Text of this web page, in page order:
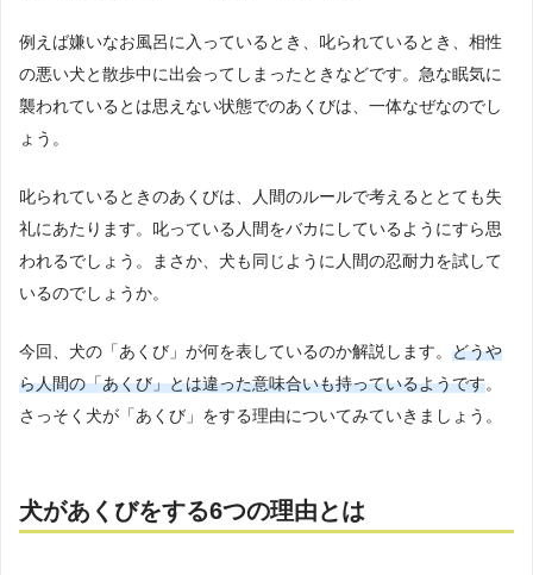
例えば嫌いなお風呂に入っているとき、叱られているとき、相性
の悪い犬と散歩中に出会ってしまったときなどです。急な眠気に
襲われているとは思えない状態でのあくびは、一体なぜなのでし
ょう。
叱られているときのあくびは、人間のルールで考えるととても失
礼にあたります。叱っている人間をバカにしているようにすら思
われるでしょう。まさか、犬も同じように人間の忍耐力を試して
いるのでしょうか。
今回、犬の「あくび」が何を表しているのか解説します。 どうや
ら人間の「あくび」とは違った意味合いも持っているようです。
さっそく犬が「あくび」をする理由についてみていきましょう。
犬があくびをする6つの理由とは